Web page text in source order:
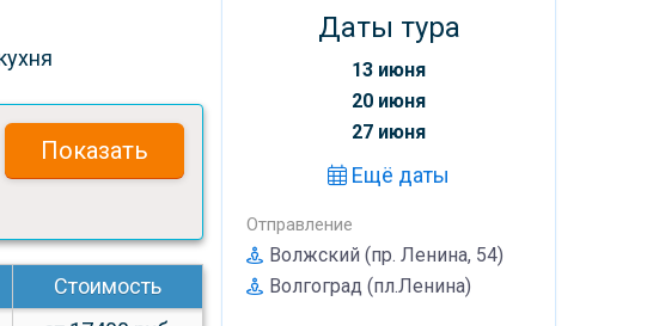
Показать
Стоимость
Даты тура
13 июня
20 июня
27 июня
Ещё даты
Отправление
Волжский (пр. Ленина, 54)
Волгоград (пл.Ленина)